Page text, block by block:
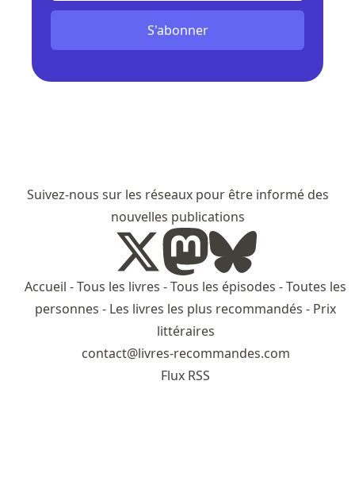
S'abonner
Suivez-nous sur les réseaux pour être informé des
nouvelles publications
Accueil -Tous les livres -Tous les épisodes -Toutes les
personnes - Les livres les plus recommandés - Prix
littéraires
contact@livres-recommandes.com
Flux RSS